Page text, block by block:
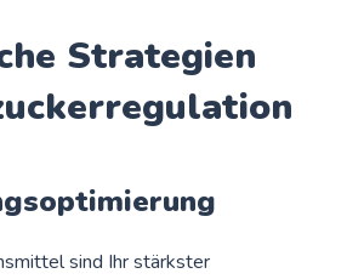
Strategien
sind Ihr stärkster